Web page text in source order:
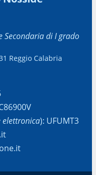
Secondaria di I grado
Reggio Calabria
): UFUMT3